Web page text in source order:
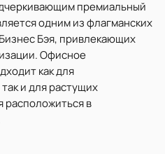
премиальный
одним из флагманских
Бэя, привлекающих
Офисное
как для
и для растущих
расположиться в